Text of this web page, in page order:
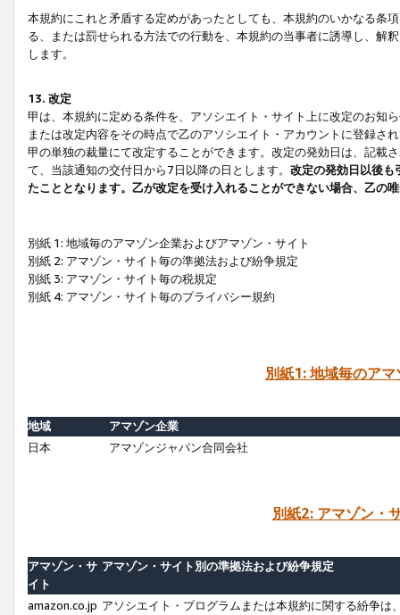
本規約にこれと矛盾する定めがあったとしても、本規約のいかなる条
る、または罰せられる方法での行動を、本規約の当事者に誘導し、解
します。
13. 改定
甲は、本規約に定める条件を、アソシエイト・サイト上に改定のお知
または改定内容をその時点で乙のアソシエイト・アカウントに登録さ
甲の単独の裁量にて改定することができます。改定の発効日は、記載
て、当該通知の交付日から7日以降の日とします。 改定の発効日以後も
たこととなります。乙が改定を受け入れることができない場合、乙の
別紙 1: 地域毎のアマゾン企業およびアマゾン・サイト
別紙 2: アマゾン・サイト毎の準拠法および紛争規定
別紙 3: アマゾン・サイト毎の税規定
別紙 4: アマゾン・サイト毎のプライバシー規約
別紙1: 地域毎のア
地域
アマゾン企業
日本
アマゾンジャパン合同会社
別紙2: アマゾン・
アマゾン・サ
イト
アマゾン・サイト別の準拠法および紛争規定
amazon.co.jp アソシエイト・プログラムまたは本規約に関する紛争